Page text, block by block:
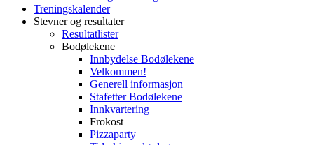
Treningskalender
Stevner og resultater
Resultatlister
Bodølekene
Innbydelse Bodølekene
Velkommen!
Generell informasjon
Stafetter Bodølekene
Innkvartering
Frokost
Pizzaparty